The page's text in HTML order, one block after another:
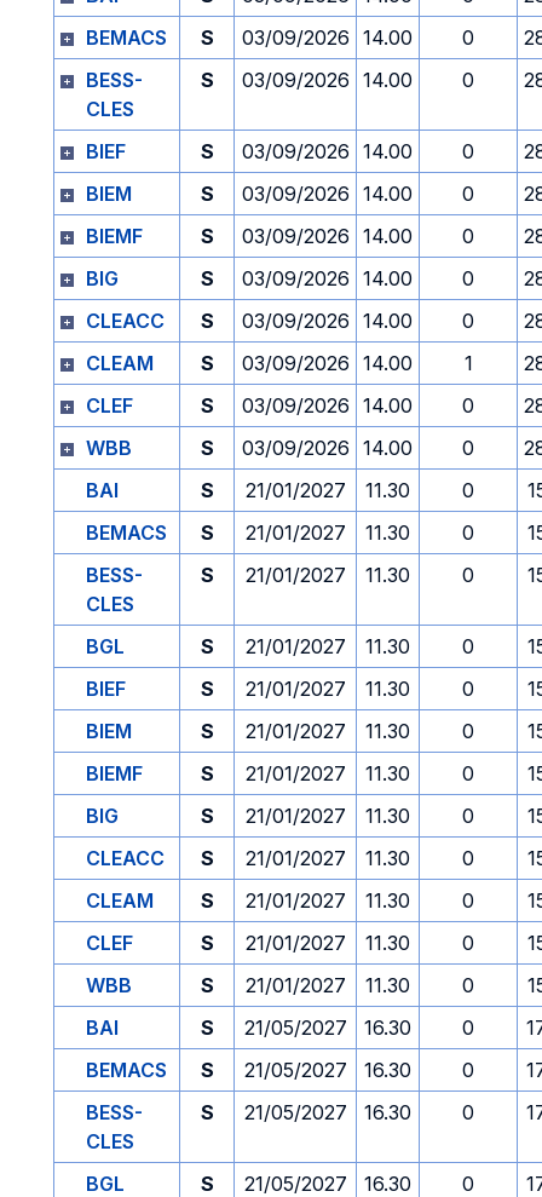
BEMACS
S 03/09/2026 14.00 0
BESS-
CLES
S 03/09/2026 14.00 0
BIEF S 03/09/2026 14.00 0
BIEM
S 03/09/2026 14.00 0
BIEMF
S 03/09/2026 14.00 0
BIG
S 03/09/2026 14.00 0
CLEACC
S 03/09/2026 14.00 0
CLEAM
S 03/09/2026 14.00 1
CLEF
S 03/09/2026 14.00 0
WBB
S 03/09/2026 14.00 0
BAI
S 21/01/2027 11.30 0
BEMACS
S 21/01/2027 11.30 0
BESS-
CLES
S 21/01/2027 11.30 0
BGL S 21/01/2027 11.30 0
BIEF
S 21/01/2027 11.30 0
BIEM
S 21/01/2027 11.30 0
BIEMF
S 21/01/2027 11.30 0
BIG
S 21/01/2027 11.30 0
CLEACC
S 21/01/2027 11.30 0
CLEAM
S 21/01/2027 11.30 0
CLEF
S 21/01/2027 11.30 0
WBB
S 21/01/2027 11.30 0
BAI
S 21/05/2027 16.30 0
BEMACS
S 21/05/2027 16.30 0
BESS-
CLES
S 21/05/2027 16.30 0
BGL S 21/05/2027 16.30 0